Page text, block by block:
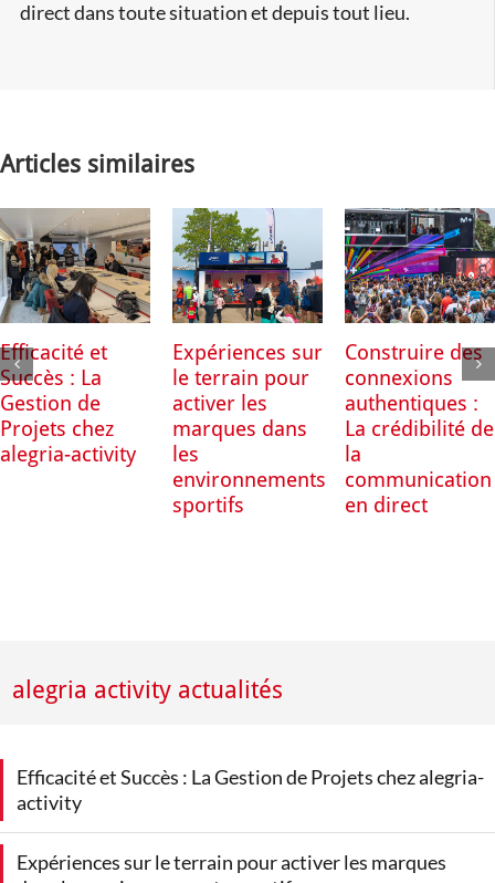
direct dans toute situation et depuis tout lieu.
Articles similaires
Efficacité et
Succès : La
Gestion de
Projets chez
alegria-activity
Expériences sur
le terrain pour
activer les
marques dans
les
environnements
sportifs
Construire des
connexions
authentiques :
La crédibilité de
la
communication
en direct
alegria activity actualités
Efficacité et Succès : La Gestion de Projets chez alegria-
activity
Expériences sur le terrain pour activer les marques